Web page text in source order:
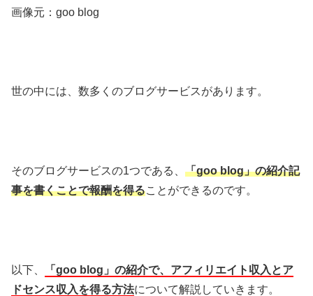
画像元：goo blog
世の中には、数多くのブログサービスがあります。
そのブログサービスの1つである、 「goo blog」の紹介記
事を書くことで報酬を得ることができるのです。
以下、
「goo blog」の紹介で、アフィリエイト収入とア
ドセンス収入を得る方法について解説していきます。